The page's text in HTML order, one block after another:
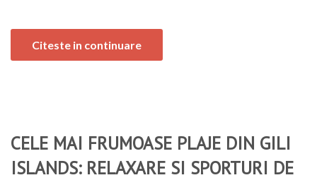
Citeste in continuare
CELE MAI FRUMOASE PLAJE DIN GILI
ISLANDS: RELAXARE SI SPORTURI DE